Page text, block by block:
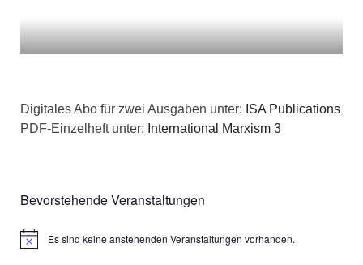
Digitales Abo für zwei Ausgaben unter: ISA Publications
PDF-Einzelheft unter: International Marxism 3
Bevorstehende Veranstaltungen
HinweisEs sind keine anstehenden Veranstaltungen vorhanden.